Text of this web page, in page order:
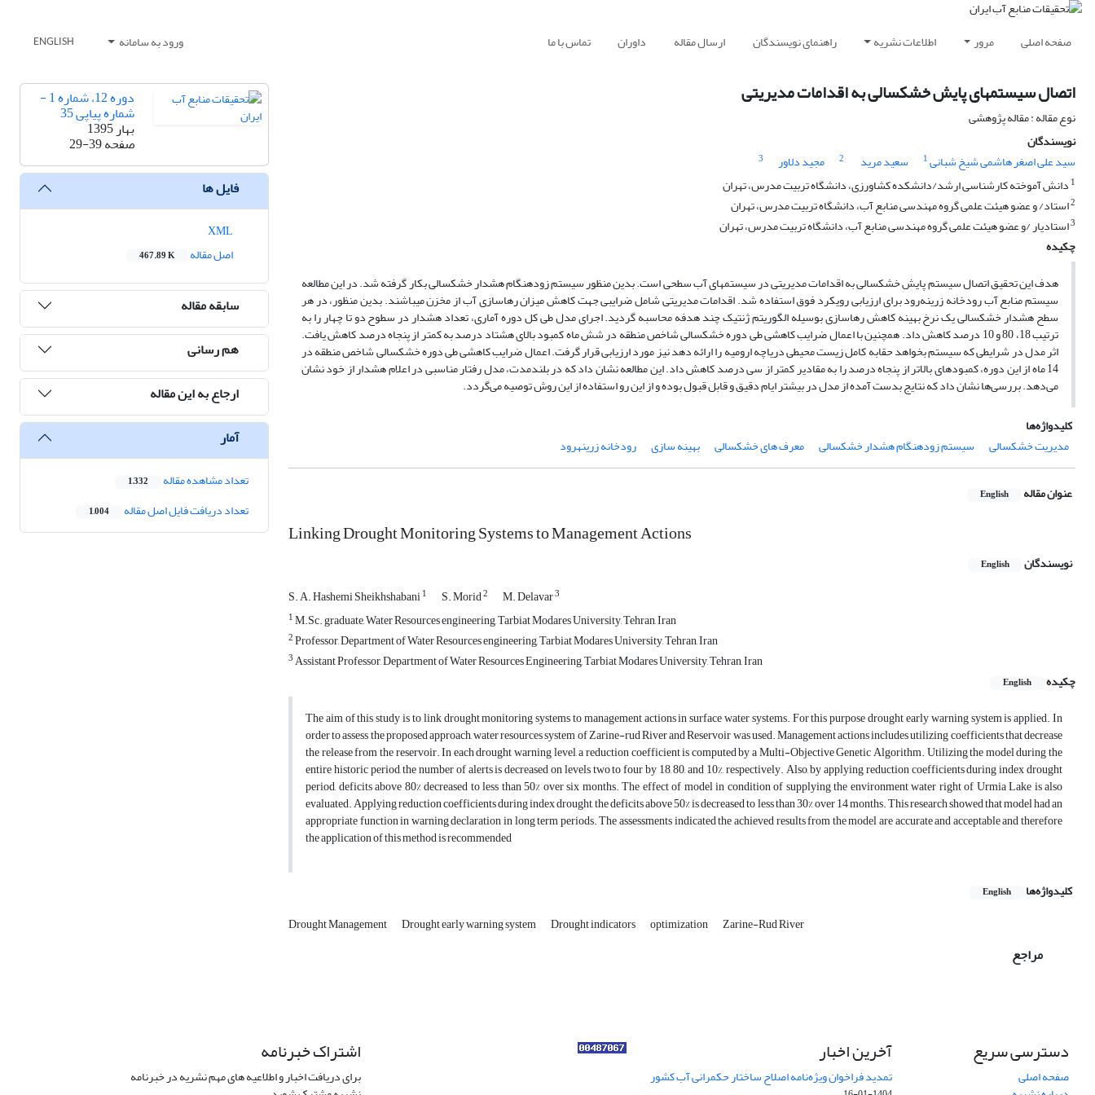
صفحه اصلی مرور اطلاعات نشریه راهنمای نویسندگان ارسال مقاله داوران تماس با ما ورود به سامانه ENGLISH
اتصال سیستم‏های پایش خشکسالی به اقدامات مدیریتی
نوع مقاله : مقاله پژوهشی
نویسندگان
سید علی اصغر هاشمی شیخ شبانی1 سعید مرید 2 مجید دلاور
3
1 دانش آموخته کارشناسی ارشد/دانشکده کشاورزی، دانشگاه تربیت مدرس، تهران
2استاد/ و عضو هیئت علمی گروه مهندسی منابع آب، دانشگاه تربیت مدرس، تهران
3استادیار /و عضو هیئت علمی گروه مهندسی منابع آب، دانشگاه تربیت مدرس، تهران
چکیده
هدف این تحقیق اتصال سیستم پایش خشکسالی به اقدامات مدیریتی در سیستم‎های آب سطحی است. بدین منظور سیستم زودهنگام هشدار خشکسالی بکار گرفته شد. در این مطالعه
سیستم منابع آب رودخانه زرینه‌رود برای ارزیابی رویکرد فوق استفاده شد. اقدامات مدیریتی شامل ضرایبی جهت کاهش میزان رهاسازی آب از مخزن می‏باشند. بدین منظور، در هر
سطح هشدار خشکسالی یک نرخ بهینه کاهش رهاسازی بوسیله الگوریتم ژنتیک چند هدفه محاسبه ‌گردید. اجرای مدل طی کل دوره آماری، تعداد هشدار در سطوح دو تا چهار را به
ترتیب 18، 80 و 10 درصد کاهش داد. همچنین با اعمال ضرایب کاهشی طی دوره خشکسالی شاخص منطقه در شش ماه کمبود بالای هشتاد درصد به کمتر از پنجاه درصد کاهش یافت.
اثر مدل در شرایطی که سیستم بخواهد حقابه کامل زیست محیطی دریاچه ارومیه را ارائه دهد نیز مورد ارزیابی قرار گرفت. اعمال ضرایب کاهشی طی دوره خشکسالی شاخص منطقه در
14 ماه از این دوره، کمبودهای بالاتر از پنجاه درصد را به مقادیر کمتر از سی درصد کاهش داد. این مطالعه نشان داد که در بلندمدت، مدل رفتار مناسبی در اعلام هشدار از خود نشان
می‌دهد. بررسی‌ها نشان داد که نتایج بدست آمده از مدل در بیشتر ایام دقیق و قابل قبول بوده و از این رو استفاده از این روش توصیه می‌گردد.
کلیدواژه‌ها
مدیریت خشکسالی
سیستم زودهنگام هشدار خشکسالی معرف‏ های خشکسالی بهینه‏ سازی رودخانه زرینه‎رود
عنوان مقاله English
Linking Drought Monitoring Systems to Management Actions
نویسندگان English
S. A. Hashemi Sheikhshabani1 S. Morid2 M. Delavar3
1M.Sc. graduate, Water Resources engineering, Tarbiat Modares University, Tehran, Iran
2Professor, Department of Water Resources engineering, Tarbiat Modares University, Tehran, Iran
3Assistant Professor, Department of Water Resources Engineering, Tarbiat Modares University, Tehran, Iran
چکیده
English
The aim of this study is to link drought monitoring systems to management actions in surface water systems. For this purpose drought early warning system is applied. In
order to assess the proposed approach, water resources system of Zarine-rud River and Reservoir was used. Management actions includes utilizing coefficients that decrease
the release from the reservoir. In each drought warning level, a reduction coefficient is computed by a Multi-Objective Genetic Algorithm. Utilizing the model during the
entire historic period, the number of alerts is decreased on levels two to four by 18, 80, and 10%, respectively. Also, by applying reduction coefficients during index drought
period, deficits above 80% decreased to less than 50% over six months. The effect of model in condition of supplying the environment water right of Urmia Lake is also
evaluated. Applying reduction coefficients during index drought, the deficits above 50% is decreased to less than 30% over 14 months. This research showed that model had an
appropriate function in warning declaration in long term periods. The assessments indicated the achieved results from the model are accurate and acceptable and therefore
the application of this method is recommended
کلیدواژه‌ها English
Drought Management Drought early warning system Drought indicators optimization Zarine-Rud River
مراجع
دوره 12، شماره 1 -
شماره پیاپی 35
بهار 1395
صفحه29-39
فایل ها
اصل مقاله
467.89 K
سابقه مقاله
هم رسانی
ارجاع به این مقاله
آمار
تعداد مشاهده مقاله 1,332
تعداد دریافت فایل اصل مقاله 1,004
دسترسی سریع
صفحه اصلی
آخرین اخبار
تمدید فراخوان ویژه‌نامه اصلاح ساختار حکمرانی آب کشور
اشتراک خبرنامه
برای دریافت اخبار و اطلاعیه های مهم نشریه در خبرنامه